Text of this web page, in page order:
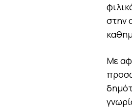
στην
Με